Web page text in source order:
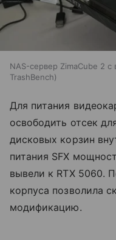
NAS-сервер ZimaCube 2 с
TrashBench
Для питания
освободить отсек
дисковых корзин
питания SFX
вывели к RTX 5060.
корпуса позволила
модификацию.